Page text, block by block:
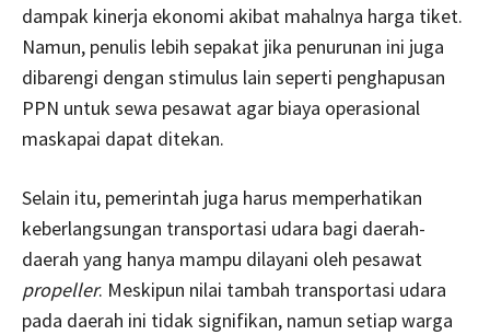
dampak kinerja ekonomi akibat mahalnya harga tiket.
Namun, penulis lebih sepakat jika penurunan ini juga
dibarengi dengan stimulus lain seperti penghapusan
PPN untuk sewa pesawat agar biaya operasional
maskapai dapat ditekan.
Selain itu, pemerintah juga harus memperhatikan
keberlangsungan transportasi udara bagi daerah-
daerah yang hanya mampu dilayani oleh pesawat
propeller. Meskipun nilai tambah transportasi udara
pada daerah ini tidak signifikan, namun setiap warga